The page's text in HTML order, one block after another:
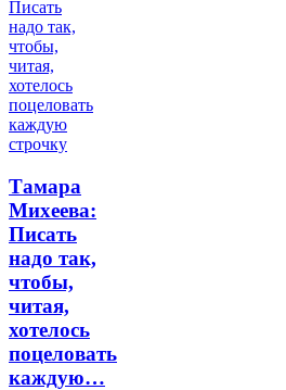
Тамара
Михеева:
Писать
надо так,
чтобы,
читая,
хотелось
поцеловать
каждую…